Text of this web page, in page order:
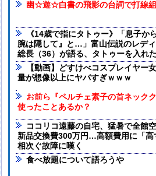
幽☆遊☆白書の飛影の台詞で打線
《14歳で指にタトゥー》「息子か
腕は隠して』と…」富山伝説のレデ
総長（36）が語る、タトゥーを入れ
【動画】どすけべコスプレイヤー
量が想像以上にヤバすぎｗｗｗ
お前ら『ペルチェ素子の首ネックク
使ったことあるか？
ココリコ遠藤の自宅、猛暑で全館
新品交換費300万円…高額費用に「
相次ぐ故障に嘆く
食べ放題について語ろうや